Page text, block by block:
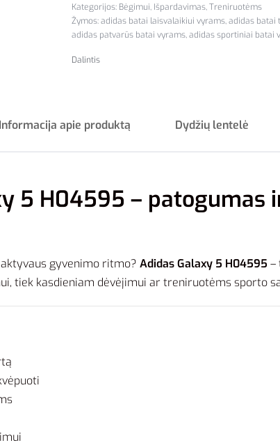
Kategorijos: Bėgimui, Išpardavimas,Treniruotėms
Žymos:adidas batai laisvalaikiui vyrams,adidas batai
adidas patvarūs batai vyrams,adidas sportiniai batai
Dalintis
Informacija apie produktą Dydžių lentelė
5 H04595 – patogumas
gyvenimo ritmo? Adidas Galaxy 5 H04595 –
tiek kasdieniam dėvėjimui ar treniruotėms sporto